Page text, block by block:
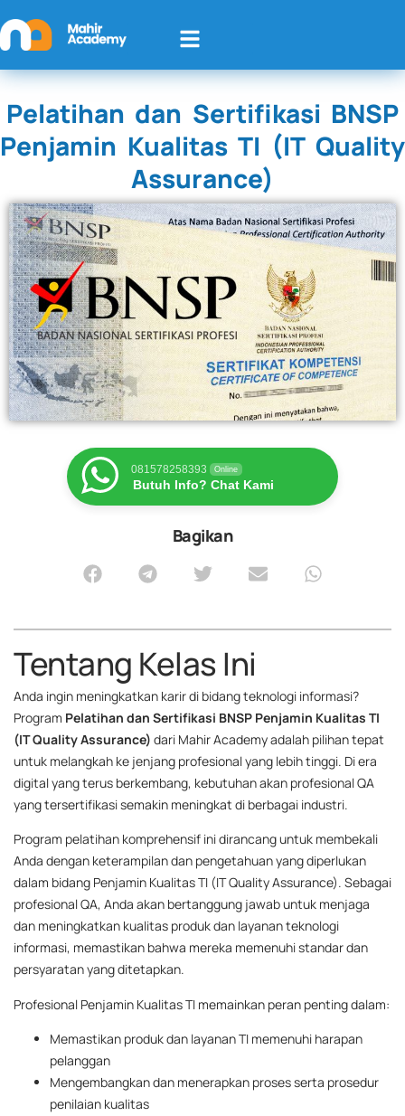
Pelatihan dan Sertifikasi BNSP
Penjamin Kualitas TI (IT Quality
Assurance)
Bagikan
081578258393 Online
Butuh Info? Chat Kami
Tentang Kelas Ini
Anda ingin meningkatkan karir di bidang teknologi informasi?
Program Pelatihan dan Sertifikasi BNSP Penjamin Kualitas TI
(IT Quality Assurance) dari Mahir Academy adalah pilihan tepat
untuk melangkah ke jenjang profesional yang lebih tinggi. Di era
digital yang terus berkembang, kebutuhan akan profesional QA
yang tersertifikasi semakin meningkat di berbagai industri.
Program pelatihan komprehensif ini dirancang untuk membekali
Anda dengan keterampilan dan pengetahuan yang diperlukan
dalam bidang Penjamin Kualitas TI (IT Quality Assurance). Sebagai
profesional QA, Anda akan bertanggung jawab untuk menjaga
dan meningkatkan kualitas produk dan layanan teknologi
informasi, memastikan bahwa mereka memenuhi standar dan
persyaratan yang ditetapkan.
Profesional Penjamin Kualitas TI memainkan peran penting dalam:
Memastikan produk dan layanan TI memenuhi harapan
pelanggan
Mengembangkan dan menerapkan proses serta prosedur
penilaian kualitas